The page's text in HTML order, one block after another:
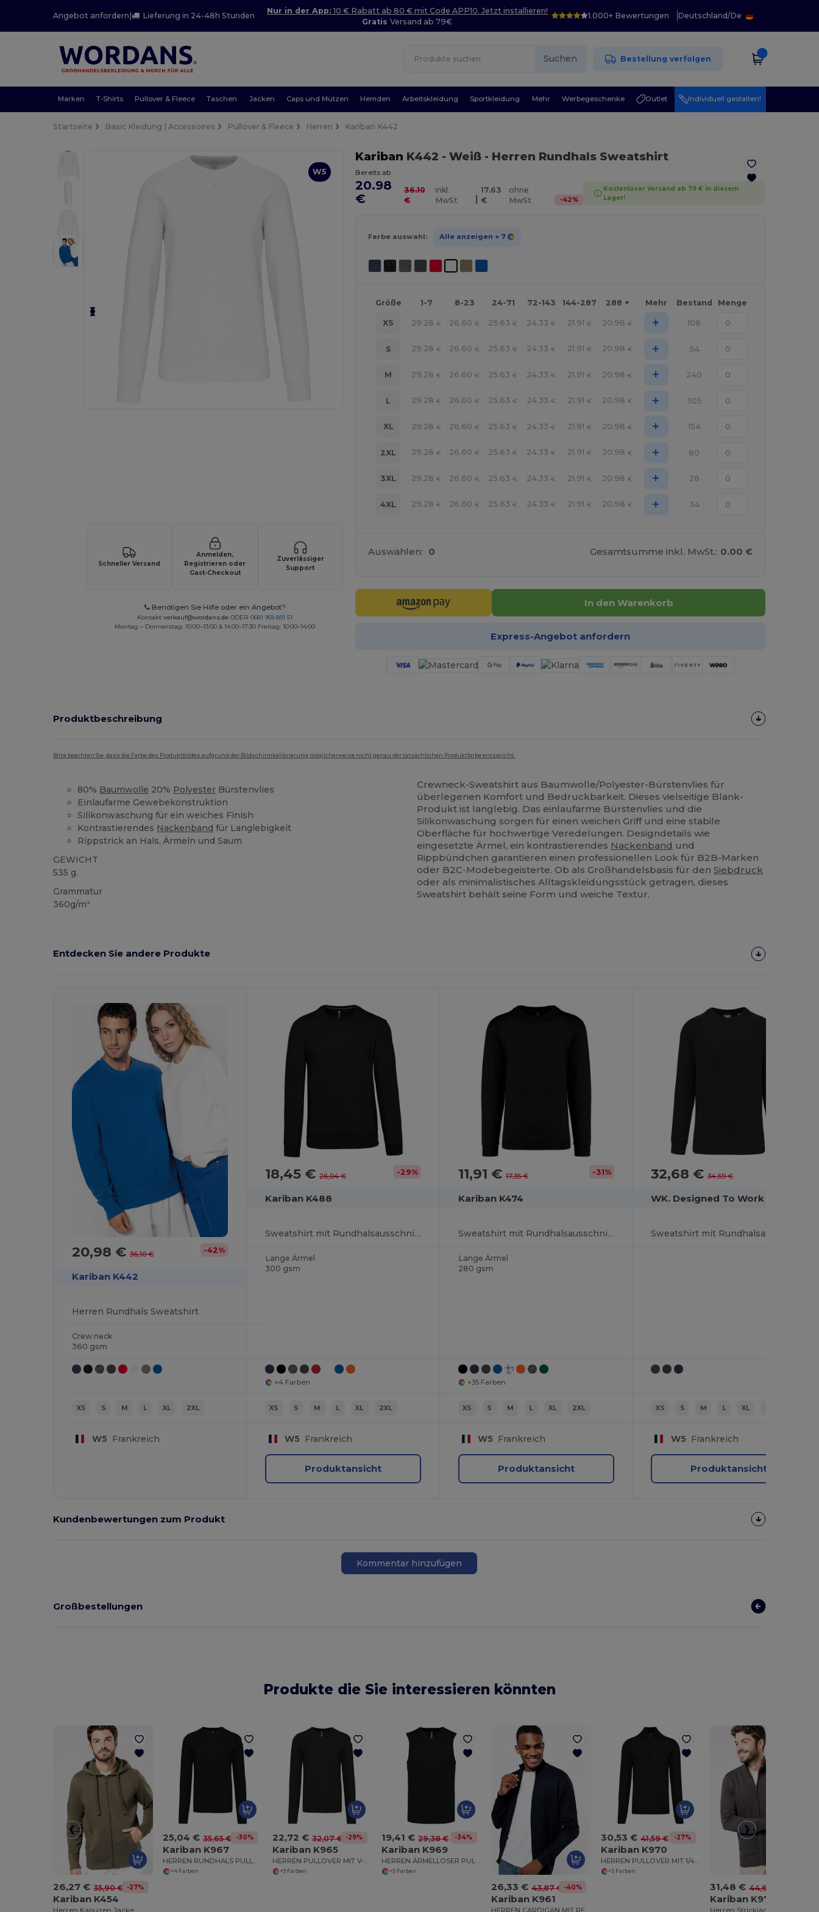
Angebot anfordern | Lieferung in 24-48h Stunden
Nur in der App: 10 € Rabatt ab 80 € mit Code APP10. Jetzt installieren!
GratisVersand ab 79€
1.000+ Bewertungen Deutschland/De
Suchen Bestellung verfolgen
Marken T-Shirts Pullover & Fleece Taschen Jacken Caps und Mützen Hemden Arbeitskleidung Sportkleidung Mehr Werbegeschenke Outlet Individuell gestalten!
Startseite Basic Kleidung | Accessoires Pullover & Fleece Herren Kariban K442
W5
Schneller Versand
Anmelden,
Registrieren oder
Gast-Checkout
Zuverlässiger
Support
Benötigen Sie Hilfe oder ein Angebot?
Kontaktverkauf@wordans.de ODER0681 969 891 51
Montag – Donnerstag: 10:00–13:00 & 14:00–17:30 Freitag: 10:00–14:00
Kariban K442 - Weiß- Herren Rundhals Sweatshirt
Bereits ab
20.98
€
36.10
€
inkl.
MwSt
|
17.63
€
ohne
MwSt
-42%
Kostenloser Versand ab 79 € in diesem
Lager!
Farbe auswahl: Alle anzeigen + 7
Größe 1-7 8-23 24-71 72-143 144-287 288 + Mehr Bestand Menge
XS 29.28 € 26.60 € 25.63 € 24.33 € 21.91 € 20.98 € + 108
S 29.28 € 26.60 € 25.63 € 24.33 € 21.91 € 20.98 € + 54
M 29.28 € 26.60 € 25.63 € 24.33 € 21.91 € 20.98 € + 240
L 29.28 € 26.60 € 25.63 € 24.33 € 21.91 € 20.98 € + 305
XL 29.28 € 26.60 € 25.63 € 24.33 € 21.91 € 20.98 € + 154
2XL 29.28 € 26.60 € 25.63 € 24.33 € 21.91 € 20.98 € + 80
3XL 29.28 € 26.60 € 25.63 € 24.33 € 21.91 € 20.98 € + 28
4XL 29.28 € 26.60 € 25.63 € 24.33 € 21.91 € 20.98 € + 34
Auswahlen: 0 Gesamtsumme inkl. MwSt.: 0.00 €
In den Warenkorb
Express-Angebot anfordern
Produktbeschreibung
Bitte beachten Sie, dass die Farbe des Produktbildes aufgrund der Bildschirmkalibrierung möglicherweise nicht genau der tatsächlichen Produktfarbe entspricht.
80% Baumwolle 20% Polyester Bürstenvlies
Einlaufarme Gewebekonstruktion
Silikonwaschung für ein weiches Finish
Kontrastierendes Nackenband für Langlebigkeit
Rippstrick an Hals, Ärmeln und Saum
GEWICHT
535 g.
Grammatur
360g/m²
Crewneck-Sweatshirt aus Baumwolle/Polyester-Bürstenvlies für
überlegenen Komfort und Bedruckbarkeit. Dieses vielseitige Blank-
Produkt ist langlebig. Das einlaufarme Bürstenvlies und die
Silikonwaschung sorgen für einen weichen Griff und eine stabile
Oberfläche für hochwertige Veredelungen. Designdetails wie
eingesetzte Ärmel, ein kontrastierendes Nackenband und
Rippbündchen garantieren einen professionellen Look für B2B-Marken
oder B2C-Modebegeisterte. Ob als Großhandelsbasis für denSiebdruck
oder als minimalistisches Alltagskleidungsstück getragen, dieses
Sweatshirt behält seine Form und weiche Textur.
Entdecken Sie andere Produkte
20,98 €36,10 € -42%
Kariban K442
Herren Rundhals Sweatshirt
Crew neck
360 gsm
XS S M L XL 2XL
W5 Frankreich
18,45 € 26,04 € -29%
Kariban K488
Sweatshirt mit Rundhalsausschnitt
Lange Ärmel
300 gsm
+4 Farben
XS S M L XL 2XL
W5 Frankreich
Produktansicht
11,91 €17,35 € -31%
Kariban K474
Sweatshirt mit Rundhalsausschnitt
Lange Ärmel
280 gsm
+35 Farben
XS S M L XL 2XL
W5 Frankreich
Produktansicht
32,68 €34,59 €
WK. Designed To Work WK402
XS S M L XL
W5 Frankreich
Produktansicht
Kundenbewertungen zum Produkt
Kommentar hinzufügen
Großbestellungen
Produkte die Sie interessieren könnten
26,27 € 35,90 € -27%
Kariban K454
25,04 € 35,65 € -30%
Kariban K967
+4 Farben
22,72 € 32,07 € -29%
Kariban K965
HERREN PULLOVER MIT V-AUSSCHNITT
+9 Farben
19,41 € 29,38 € -34%
Kariban K969
+5 Farben
26,33 € 43,87 € -40%
Kariban K961
30,53 € 41,59 € -27%
Kariban K970
HERREN PULLOVER MIT 1/4 REIßVERSCHLUSS
+5 Farben
31,48 € 44,67 €
Kariban K971